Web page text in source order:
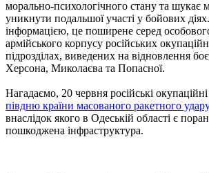
морально-психологічного стану та шукає
уникнути подальшої участі у бойових
інформацією, це поширене серед
армійського корпусу російських
підрозділах, виведених на відновлення
Херсона, Миколаєва та Попасної.
Нагадаємо, 20 червня російські окупаційні
півдню країни масованого ракетного
внаслідок якого в Одеській області є
пошкоджена інфраструктура.